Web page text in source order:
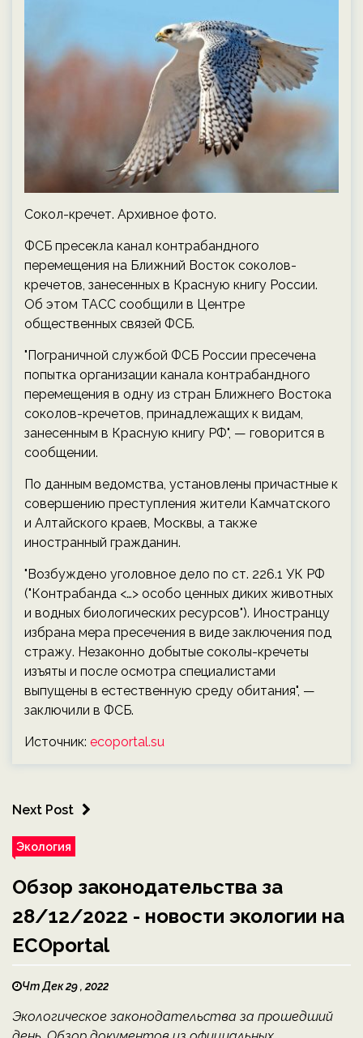
Сокол-кречет. Архивное фото.
ФСБ пресекла канал контрабандного
перемещения на Ближний Восток соколов-
кречетов, занесенных в Красную книгу России.
Об этом ТАСС сообщили в Центре
общественных связей ФСБ.
"Пограничной службой ФСБ России пресечена
попытка организации канала контрабандного
перемещения в одну из стран Ближнего Востока
соколов-кречетов, принадлежащих к видам,
занесенным в Красную книгу РФ", — говорится в
сообщении.
По данным ведомства, установлены причастные к
совершению преступления жители Камчатского
и Алтайского краев, Москвы, а также
иностранный гражданин.
"Возбуждено уголовное дело по ст. 226.1 УК РФ
("Контрабанда <…> особо ценных диких животных
и водных биологических ресурсов"). Иностранцу
избрана мера пресечения в виде заключения под
стражу. Незаконно добытые соколы-кречеты
изъяты и после осмотра специалистами
выпущены в естественную среду обитания", —
заключили в ФСБ.
Источник: ecoportal.su
Next Post
Экология
Обзор законодательства за
28/12/2022 - новости экологии на
ECOportal
Чт Дек 29 , 2022
Экологическое законодательства за прошедший